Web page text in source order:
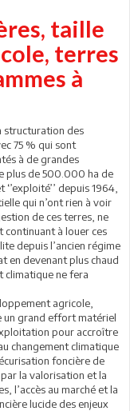
taille
terres
à
structuration des
75 % qui sont
à de grandes
plus de 500.000 ha de
depuis 1964,
qui n’ont rien à voir
de ces terres, ne
continuant à louer ces
depuis l’ancien régime
en devenant plus chaud
climatique ne fera
agricole,
un grand effort matériel
pour accroître
changement climatique
foncière de
la valorisation et la
l’accès au marché et la
lucide des enjeux